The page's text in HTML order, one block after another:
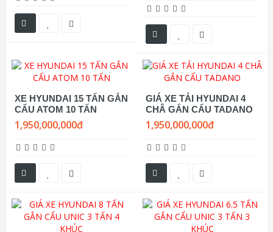
XE HYUNDAI 15 TẤN GẮN
CẨU ATOM 10 TẤN
1,950,000,000đ
GIÁ XE TẢI HYUNDAI 4
CHÂ GẮN CẨU TADANO
1,950,000,000đ